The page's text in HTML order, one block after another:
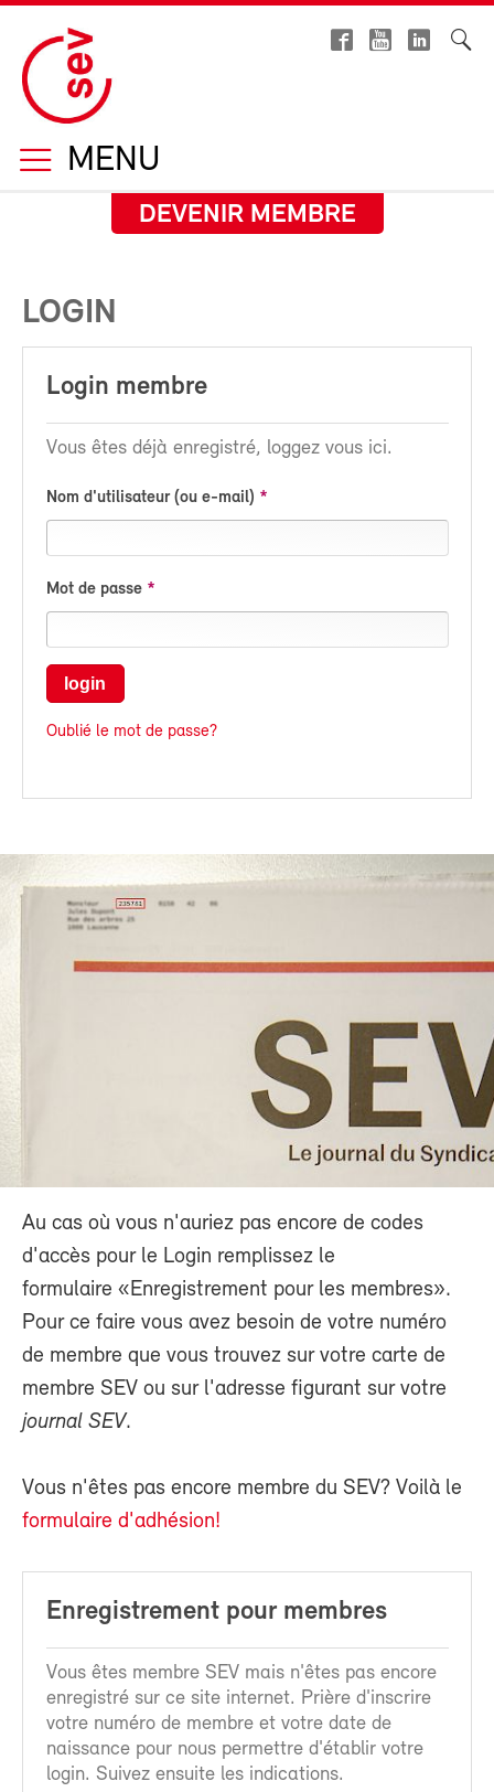
MENU
DEVENIR MEMBRE
LOGIN
Login membre
Vous êtes déjà enregistré, loggez vous ici.
Nom d'utilisateur (ou e-mail)
Mot de passe
login
Oublié le mot de passe?
Au cas où vous n'auriez pas encore de codes
d'accès pour le Login remplissez le
formulaire «Enregistrement pour les membres».
Pour ce faire vous avez besoin de votre numéro
de membre que vous trouvez sur votre carte de
membre SEV ou sur l'adresse figurant sur votre
journal SEV.
Vous n'êtes pas encore membre du SEV? Voilà le
formulaire d'adhésion!
Enregistrement pour membres
Vous êtes membre SEV mais n'êtes pas encore
enregistré sur ce site internet. Prière d'inscrire
votre numéro de membre et votre date de
naissance pour nous permettre d'établir votre
login. Suivez ensuite les indications.